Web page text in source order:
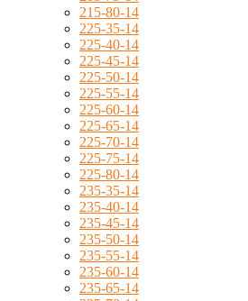
215-80-14
225-35-14
225-40-14
225-45-14
225-50-14
225-55-14
225-60-14
225-65-14
225-70-14
225-75-14
225-80-14
235-35-14
235-40-14
235-45-14
235-50-14
235-55-14
235-60-14
235-65-14